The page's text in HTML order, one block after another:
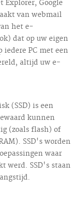
Explorer, Google
van webmail
het e-
dat op uw eigen
PC met een
altijd uw e-
(SSD) is een
kunnen
(zoals flash) of
SSD's worden
waar
werd. SSD's staan